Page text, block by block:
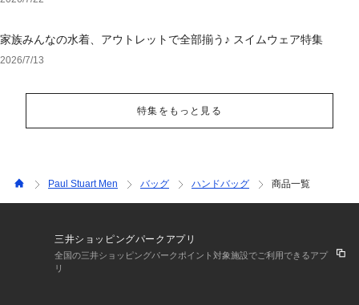
家族みんなの水着、アウトレットで全部揃う♪ スイムウェア特集
2026/7/13
特集をもっと見る
Paul Stuart Men バッグ ハンドバッグ 商品一覧
三井ショッピングパークアプリ
全国の三井ショッピングパークポイント対象施設でご利用できるアプ
リ